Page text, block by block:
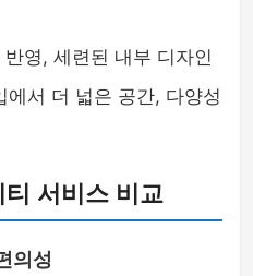
영, 세련된 내부 디자인
에서 더 넓은 공간, 다양성
서비스 비교
의성